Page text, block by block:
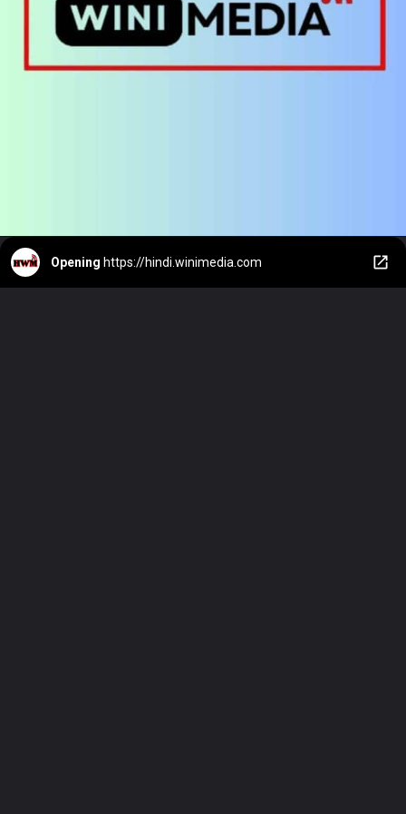
Opening https://hindi.winimedia.com